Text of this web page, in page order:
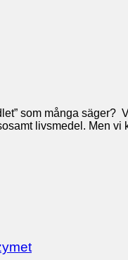
som många
livsmedel. Men